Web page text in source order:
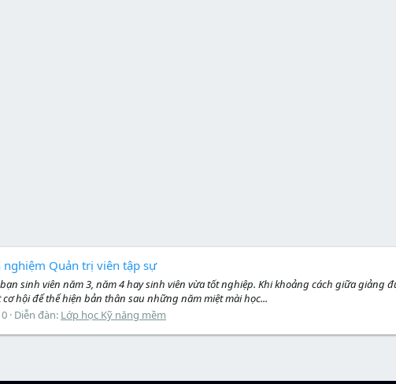
nghiệm Quản trị viên tập sự
sinh viên năm 3, năm 4 hay sinh viên vừa tốt nghiệp. Khi khoảng cách giữa giảng
hội để thể hiện bản thân sau những năm miệt mài học...
Diễn đàn: Lớp học Kỹ năng mềm